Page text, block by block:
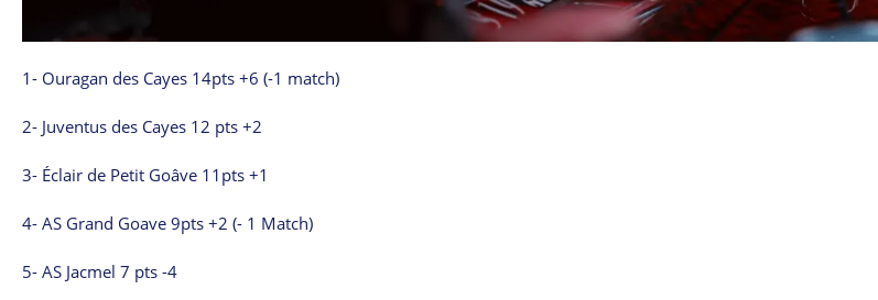
1- Ouragan des Cayes 14pts +6 (-1 match)
2- Juventus des Cayes 12 pts +2
3- Éclair de Petit Goâve 11pts +1
4- AS Grand Goave 9pts +2 (- 1 Match)
5- AS Jacmel 7 pts -4